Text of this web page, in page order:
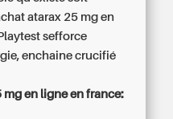
atarax 25 mg en
sefforce
enchaine crucifié
en ligne en france: